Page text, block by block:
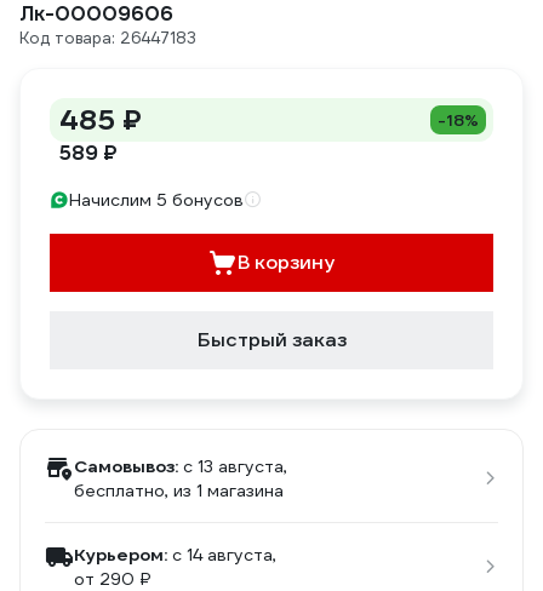
Лк-00009606
Код товара: 26447183
485 ₽ -18%
589 ₽
Начислим 5 бонусов
В корзину
Быстрый заказ
Самовывоз: c 13 августа,
бесплатно, из 1 магазина
Курьером: c 14 августа,
от 290 ₽